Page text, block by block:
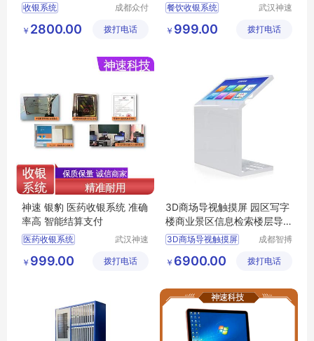
收银系统
智能收银系统
成都众付
有限公司
￥ 2800.00 拨打电话
餐饮收银系统
收银系统
武汉神速
公司
￥ 999.00 拨打电话
神速 银豹 医药收银系统 准确
率高 智能结算支付
医药收银系统
收银系统公司
武汉神速
公司
￥ 999.00 拨打电话
3D商场导视触摸屏 园区写字
楼商业景区信息检索楼层导
览一体机
3D商场导视触摸屏
信息检索一体机
成都智搏
限公司
￥ 6900.00 拨打电话